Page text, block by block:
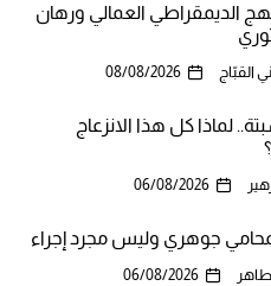
الديمقراطي العمالي ورهان
القبّاج 08/08/2026
لماذا كل هذا الانزعاج
06/08/2026
جوهري وليس مجرد إجراء
06/08/2026